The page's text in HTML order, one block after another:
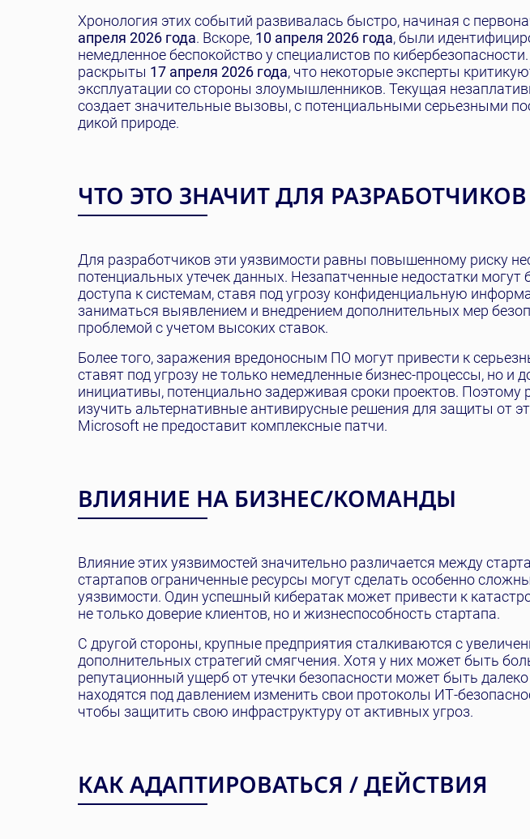
Хронология этих событий развивалась быстро, начиная с
апреля 2026 года. Вскоре, 10 апреля 2026 года, были
немедленное беспокойство у специалистов по
раскрыты 17 апреля 2026 года, что некоторые эксперты
эксплуатации со стороны злоумышленников. Текущая
создает значительные вызовы, с потенциальными серьезными
дикой природе.
ЧТО ЭТО ЗНАЧИТ ДЛЯ РАЗРАБОТЧИКОВ
Для разработчиков эти уязвимости равны повышенному риску
потенциальных утечек данных. Незапатченные недостатки
доступа к системам, ставя под угрозу конфиденциальную
заниматься выявлением и внедрением дополнительных мер
проблемой с учетом высоких ставок.
Более того, заражения вредоносным ПО могут привести к
ставят под угрозу не только немедленные бизнес-процессы, но и
инициативы, потенциально задерживая сроки проектов.
изучить альтернативные антивирусные решения для защиты от
Microsoft не предоставит комплексные патчи.
ВЛИЯНИЕ НА БИЗНЕС/КОМАНДЫ
Влияние этих уязвимостей значительно различается между
стартапов ограниченные ресурсы могут сделать особенно
уязвимости. Один успешный кибератак может привести к
не только доверие клиентов, но и жизнеспособность стартапа.
С другой стороны, крупные предприятия сталкиваются с
дополнительных стратегий смягчения. Хотя у них может быть
репутационный ущерб от утечки безопасности может быть
находятся под давлением изменить свои протоколы ИТ-
чтобы защитить свою инфраструктуру от активных угроз.
КАК АДАПТИРОВАТЬСЯ / ДЕЙСТВИЯ